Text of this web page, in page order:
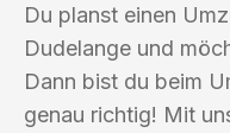
Du planst einen
Dudelange und
Dann bist du beim
genau richtig! Mit